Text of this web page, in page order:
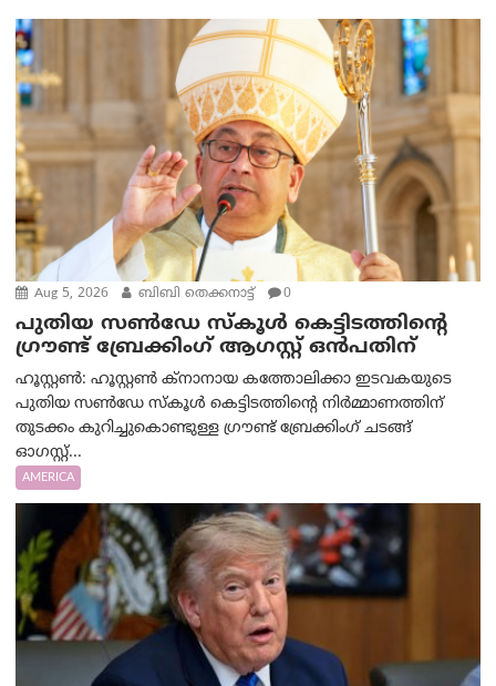
Aug 5, 2026 ബിബി തെക്കനാട്ട് 0
പുതിയ സൺഡേ സ്കൂൾ കെട്ടിടത്തിന്റെ
ഗ്രൗണ്ട് ബ്രേക്കിംഗ് ആഗസ്റ്റ് ഒൻപതിന്
ഹൂസ്റ്റൺ: ഹൂസ്റ്റൺ ക്നാനായ കത്തോലിക്കാ ഇടവകയുടെ
പുതിയ സൺഡേ സ്കൂൾ കെട്ടിടത്തിന്റെ നിർമ്മാണത്തിന്
തുടക്കം കുറിച്ചുകൊണ്ടുള്ള ഗ്രൗണ്ട് ബ്രേക്കിംഗ് ചടങ്ങ്
ഓഗസ്റ്റ്...
AMERICA